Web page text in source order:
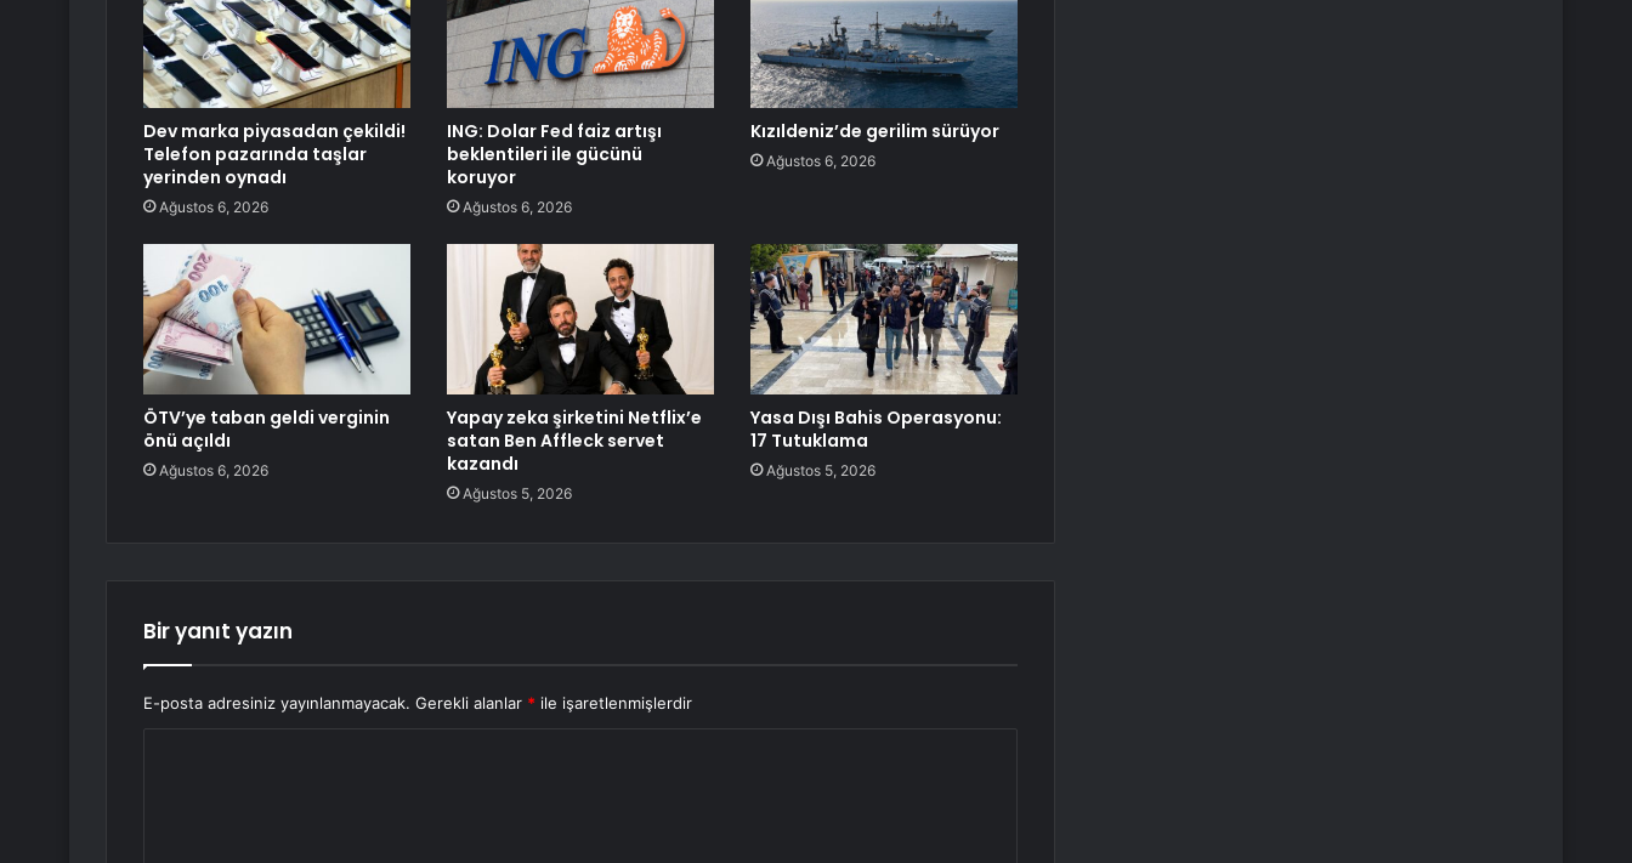
Dev marka piyasadan çekildi!
Telefon pazarında taşlar
yerinden oynadı
Ağustos 6, 2026
ING: Dolar Fed faiz artışı
beklentileri ile gücünü
koruyor
Ağustos 6, 2026
Kızıldeniz’de gerilim sürüyor
Ağustos 6, 2026
ÖTV’ye taban geldi verginin
önü açıldı
Ağustos 6, 2026
Yapay zeka şirketini Netflix’e
satan Ben Affleck servet
kazandı
Ağustos 5, 2026
Yasa Dışı Bahis Operasyonu:
17 Tutuklama
Ağustos 5, 2026
Bir yanıt yazın
E-posta adresiniz yayınlanmayacak. Gerekli alanlar * ile işaretlenmişlerdir